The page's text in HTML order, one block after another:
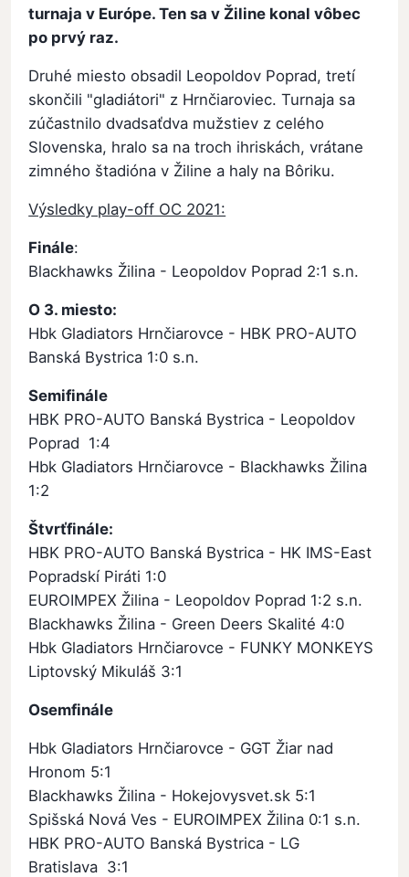
turnaja v Európe. Ten sa v Žiline konal vôbec
po prvý raz.
Druhé miesto obsadil Leopoldov Poprad, tretí
skončili "gladiátori" z Hrnčiaroviec. Turnaja sa
zúčastnilo dvadsaťdva mužstiev z celého
Slovenska, hralo sa na troch ihriskách, vrátane
zimného štadióna v Žiline a haly na Bôriku.
Výsledky play-off OC 2021:
Finále:
Blackhawks Žilina - Leopoldov Poprad 2:1 s.n.
O 3. miesto:
Hbk Gladiators Hrnčiarovce - HBK PRO-AUTO
Banská Bystrica 1:0 s.n.
Semifinále
HBK PRO-AUTO Banská Bystrica - Leopoldov
Poprad 1:4
Hbk Gladiators Hrnčiarovce - Blackhawks Žilina
1:2
Štvrťfinále:
HBK PRO-AUTO Banská Bystrica - HK IMS-East
Popradskí Piráti 1:0
EUROIMPEX Žilina - Leopoldov Poprad 1:2 s.n.
Blackhawks Žilina - Green Deers Skalité 4:0
Hbk Gladiators Hrnčiarovce - FUNKY MONKEYS
Liptovský Mikuláš 3:1
Osemfinále
Hbk Gladiators Hrnčiarovce - GGT Žiar nad
Hronom 5:1
Blackhawks Žilina - Hokejovysvet.sk 5:1
Spišská Nová Ves - EUROIMPEX Žilina 0:1 s.n.
HBK PRO-AUTO Banská Bystrica - LG
Bratislava 3:1